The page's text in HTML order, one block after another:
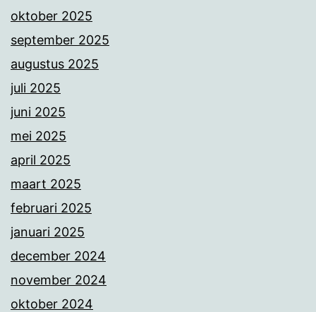
oktober 2025
september 2025
augustus 2025
juli 2025
juni 2025
mei 2025
april 2025
maart 2025
februari 2025
januari 2025
december 2024
november 2024
oktober 2024